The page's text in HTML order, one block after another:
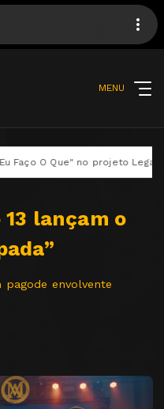
Alô Metrô
MENU
no projeto Legado – Só
lançam o
pagode envolvente